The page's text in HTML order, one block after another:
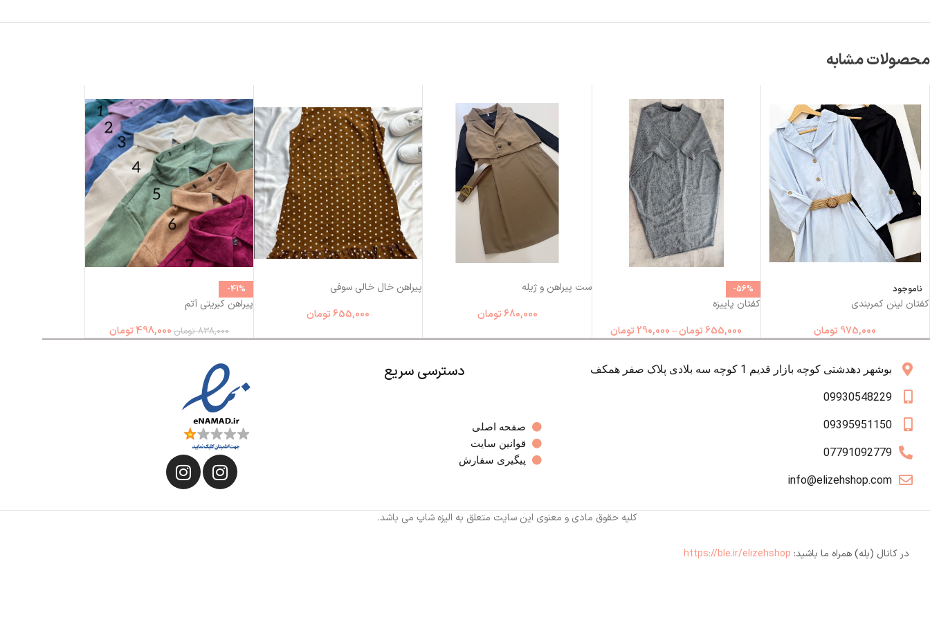
محصولات مشابه
ناموجود
کفتان لینن کمربندی
975,000 تومان
-56%
کفتان پاییزه
655,000 تومان–
290,000 تومان
ست پیراهن و ژیله
680,000تومان
پیراهن خال خالی سوفی
655,000 تومان
-41%
پیراهن کبریتی آتم
838,000 تومان 498,000 تومان
بوشهر دهدشتی کوچه بازار قدیم 1 کوچه سه بلادی پلاک صفر همکف
09930548229
09395951150
07791092779
info@elizehshop.com
دسترسی سریع
صفحه اصلی
قوانین سایت
پیگیری سفارش
کلیه حقوق مادی و معنوی این سایت متعلق به الیزه شاپ می باشد.
در کانال (بله) همراه ما باشید: https://ble.ir/elizehshop